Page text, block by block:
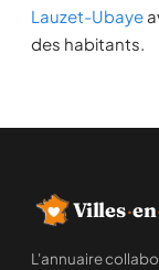
Lauzet-Ubaye
des habitants.
Villes·en
L'annuaire